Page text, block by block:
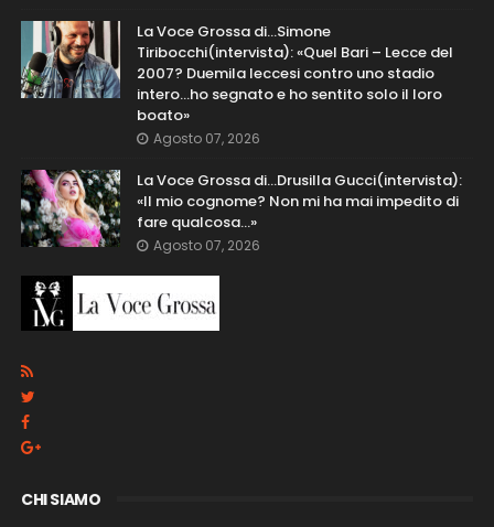
La Voce Grossa di…Simone
Tiribocchi(intervista): «Quel Bari – Lecce del
2007? Duemila leccesi contro uno stadio
intero...ho segnato e ho sentito solo il loro
boato»
Agosto 07, 2026
La Voce Grossa di…Drusilla Gucci(intervista):
«Il mio cognome? Non mi ha mai impedito di
fare qualcosa…»
Agosto 07, 2026
CHI SIAMO